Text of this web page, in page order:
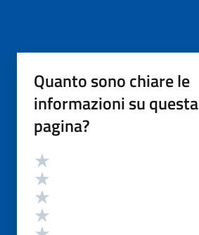
Quanto sono chiare le
informazioni su questa
pagina?
Valutazione